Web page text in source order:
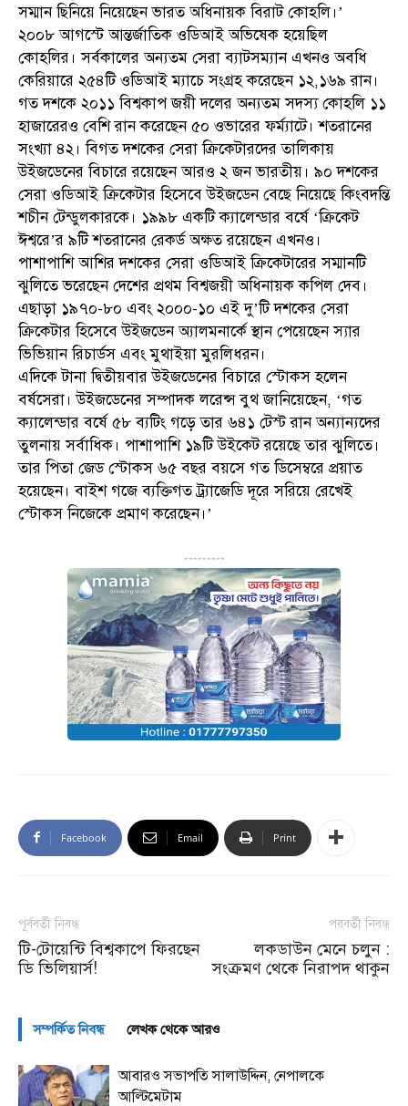
সম্মান ছিনিয়ে নিয়েছেন ভারত অধিনায়ক বিরাট কোহলি।’
২০০৮ আগস্টে আন্তর্জাতিক ওডিআই অভিষেক হয়েছিল
কোহলির। সর্বকালের অন্যতম সেরা ব্যাটসম্যান এখনও অবধি
কেরিয়ারে ২৫৪টি ওডিআই ম্যাচে সংগ্রহ করেছেন ১২,১৬৯ রান।
গত দশকে ২০১১ বিশ্বকাপ জয়ী দলের অন্যতম সদস্য কোহলি ১১
হাজারেরও বেশি রান করেছেন ৫০ ওভারের ফর্ম্যাটে। শতরানের
সংখ্যা ৪২। বিগত দশকের সেরা ক্রিকেটারদের তালিকায়
উইজডেনের বিচারে রয়েছেন আরও ২ জন ভারতীয়। ৯০ দশকের
সেরা ওডিআই ক্রিকেটার হিসেবে উইজডেন বেছে নিয়েছে কিংবদন্তি
শচীন টেন্ডুলকারকে। ১৯৯৮ একটি ক্যালেন্ডার বর্ষে ‘ক্রিকেট
ঈশ্বরে’র ৯টি শতরানের রেকর্ড অক্ষত রয়েছেন এখনও।
পাশাপাশি আশির দশকের সেরা ওডিআই ক্রিকেটারের সম্মানটি
ঝুলিতে ভরেছেন দেশের প্রথম বিশ্বজয়ী অধিনায়ক কপিল দেব।
এছাড়া ১৯৭০-৮০ এবং ২০০০-১০ এই দু’টি দশকের সেরা
ক্রিকেটার হিসেবে উইজডেন অ্যালমনার্কে স্থান পেয়েছেন স্যার
ভিভিয়ান রিচার্ডস এবং মুথাইয়া মুরলিধরন।
এদিকে টানা দ্বিতীয়বার উইজডেনের বিচারে স্টোকস হলেন
বর্ষসেরা। উইজডেনের সম্পাদক লরেন্স বুথ জানিয়েছেন, ‘গত
ক্যালেন্ডার বর্ষে ৫৮ ব্যটিং গড়ে তার ৬৪১ টেস্ট রান অন্যান্যদের
তুলনায় সর্বাধিক। পাশাপাশি ১৯টি উইকেট রয়েছে তার ঝুলিতে।
তার পিতা জেড স্টোকস ৬৫ বছর বয়সে গত ডিসেম্বরে প্রয়াত
হয়েছেন। বাইশ গজে ব্যক্তিগত ট্র্যাজেডি দূরে সরিয়ে রেখেই
স্টোকস নিজেকে প্রমাণ করেছেন।’
---------
Facebook Email Print
পূর্ববর্তী নিবন্ধ
টি-টোয়েন্টি বিশ্বকাপে ফিরছেন
ডি ভিলিয়ার্স!
পরবর্তী নিবন্ধ
লকডাউন মেনে চলুন :
সংক্রমণ থেকে নিরাপদ থাকুন
সম্পর্কিত নিবন্ধ লেখক থেকে আরও
আবারও সভাপতি সালাউদ্দিন, নেপালকে
আল্টিমেটাম